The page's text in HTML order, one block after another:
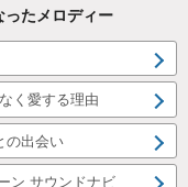
ったメロディー
く愛する理由
の出会い
ン サウンドナビ